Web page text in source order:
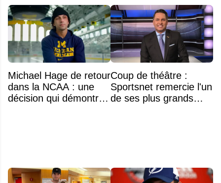
Michael Hage de retour
dans la NCAA : une
décision qui démontre
Coup de théâtre :
Sportsnet remercie l'un
de ses plus grands